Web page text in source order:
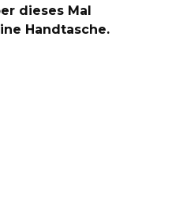
dieses Mal
Handtasche.